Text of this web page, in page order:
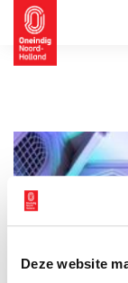
Deze website